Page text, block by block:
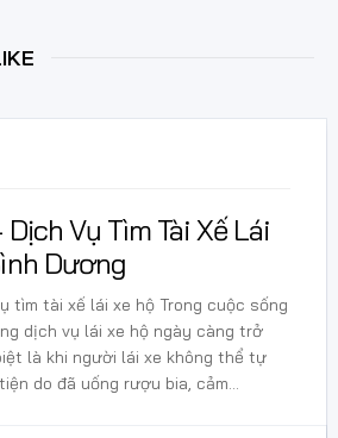
Vụ Tìm Tài Xế Lái
Dương
tìm tài xế lái xe hộ Trong cuộc sống
dịch vụ lái xe hộ ngày càng trở
là khi người lái xe không thể tự
do đã uống rượu bia, cảm...